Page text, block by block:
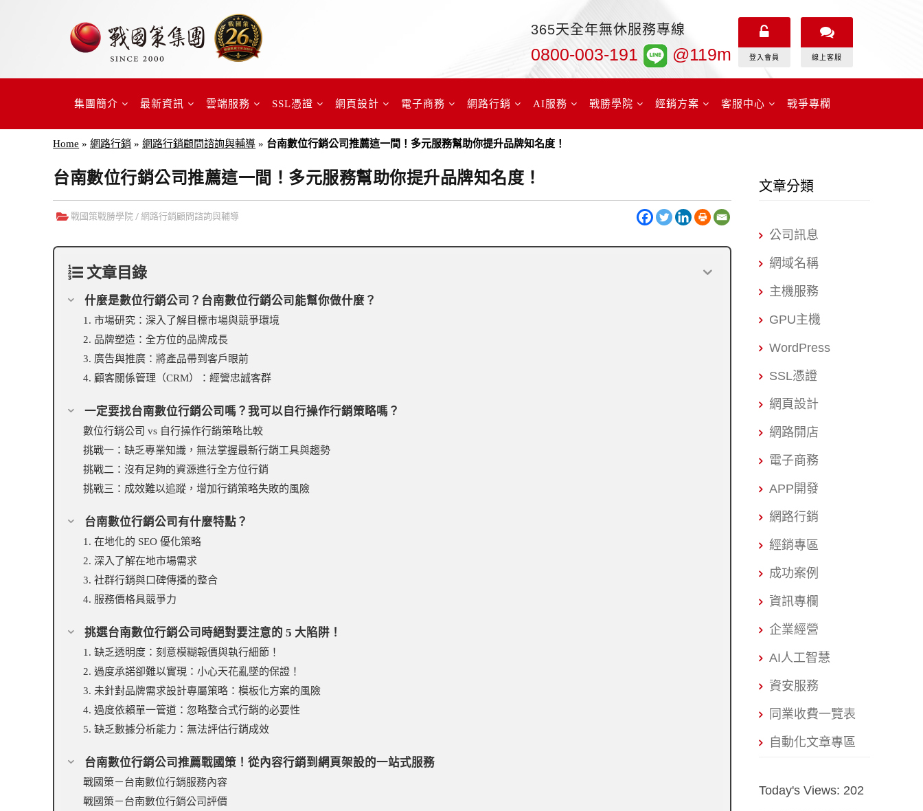
365天全年無休服務專線
0800-003-191 @119m 登入會員 線上客服
集團簡介 最新資訊 雲端服務 SSL憑證 網頁設計 電子商務 網路行銷 AI服務 戰勝學院 經銷方案 客服中心 戰爭專欄
Home »網路行銷 »網路行銷顧問諮詢與輔導 » 台南數位行銷公司推薦這一間！多元服務幫助你提升品牌知名度！
台南數位行銷公司推薦這一間！多元服務幫助你提升品牌知名度！
戰國策戰勝學院 /網路行銷顧問諮詢與輔導
文章目錄
什麼是數位行銷公司？台南數位行銷公司能幫你做什麼？
1. 市場研究：深入了解目標市場與競爭環境
2. 品牌塑造：全方位的品牌成長
3. 廣告與推廣：將產品帶到客戶眼前
4. 顧客關係管理（CRM）：經營忠誠客群
一定要找台南數位行銷公司嗎？我可以自行操作行銷策略嗎？
數位行銷公司 vs 自行操作行銷策略比較
挑戰一：缺乏專業知識，無法掌握最新行銷工具與趨勢
挑戰二：沒有足夠的資源進行全方位行銷
挑戰三：成效難以追蹤，增加行銷策略失敗的風險
台南數位行銷公司有什麼特點？
1. 在地化的 SEO 優化策略
2. 深入了解在地市場需求
3. 社群行銷與口碑傳播的整合
4. 服務價格具競爭力
挑選台南數位行銷公司時絕對要注意的 5 大陷阱！
1. 缺乏透明度：刻意模糊報價與執行細節！
2. 過度承諾卻難以實現：小心天花亂墜的保證！
3. 未針對品牌需求設計專屬策略：模板化方案的風險
4. 過度依賴單一管道：忽略整合式行銷的必要性
5. 缺乏數據分析能力：無法評估行銷成效
台南數位行銷公司推薦戰國策！從內容行銷到網頁架設的一站式服務
戰國策－台南數位行銷服務內容
戰國策－台南數位行銷公司評價
文章分類
公司訊息
網域名稱
主機服務
GPU主機
WordPress
SSL憑證
網頁設計
網路開店
電子商務
APP開發
網路行銷
經銷專區
成功案例
資訊專欄
企業經營
AI人工智慧
資安服務
同業收費一覽表
自動化文章專區
Today's Views: 202